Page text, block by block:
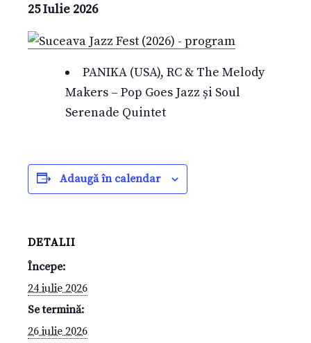
25 Iulie 2026
PANIKA (USA), RC & The Melody
Makers – Pop Goes Jazz și Soul
Serenade Quintet
Adaugă în calendar
DETALII
Începe:
24 iulie 2026
Se termină:
26 iulie 2026